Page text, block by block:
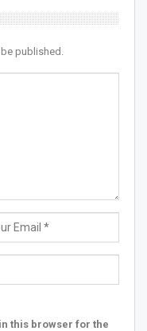
published.
this browser for the